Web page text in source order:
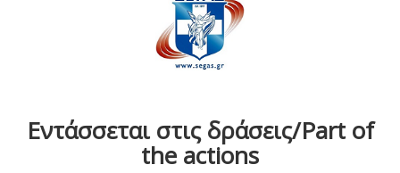
Εντάσσεται στις δράσεις/Part of
the actions